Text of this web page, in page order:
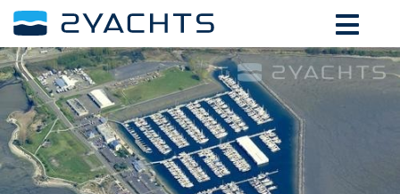
ВЫБЕРИТЕ ДАТЫ ДЛЯ ОПРЕДЕЛЕНИЯ
СТОИМОСТИ
Август, 2026
ПН ВТ СР ЧТ ПТ СБ
27 28 29 30 31 1
3
4 5 6 7 8